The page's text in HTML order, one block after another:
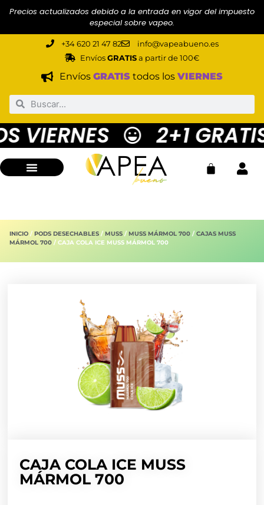
Precios actualizados debido a la entrada en vigor del impuesto
especial sobre vapeo.
+34 620 21 47 82
info@vapeabueno.es
EnvíosGRATISa partir de 100€
EnvíosGRATIS todos losVIERNES
2+1 GRATIS
INICIO / PODS DESECHABLES / MUSS / MUSS MÁRMOL 700 / CAJAS MUSS
MÁRMOL 700 / CAJA COLA ICE MUSS MÁRMOL 700
CAJA COLA ICE MUSS
MÁRMOL 700